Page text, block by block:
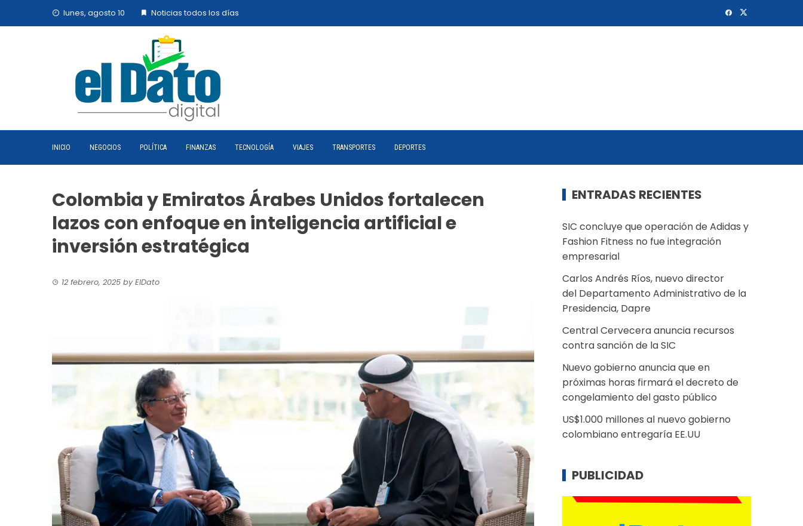
lunes, agosto 10 Noticias todos los días
INICIO NEGOCIOS POLÍTICA FINANZAS TECNOLOGÍA VIAJES TRANSPORTES DEPORTES
Colombia y Emiratos Árabes Unidos fortalecen
lazos con enfoque en inteligencia artificial e
inversión estratégica
12 febrero, 2025 byElDato
ENTRADAS RECIENTES
SIC concluye que operación de Adidas y
Fashion Fitness no fue integración
empresarial
Carlos Andrés Ríos, nuevo director
del Departamento Administrativo de la
Presidencia, Dapre
Central Cervecera anuncia recursos
contra sanción de la SIC
Nuevo gobierno anuncia que en
próximas horas firmará el decreto de
congelamiento del gasto público
US$1.000 millones al nuevo gobierno
colombiano entregaría EE.UU
PUBLICIDAD